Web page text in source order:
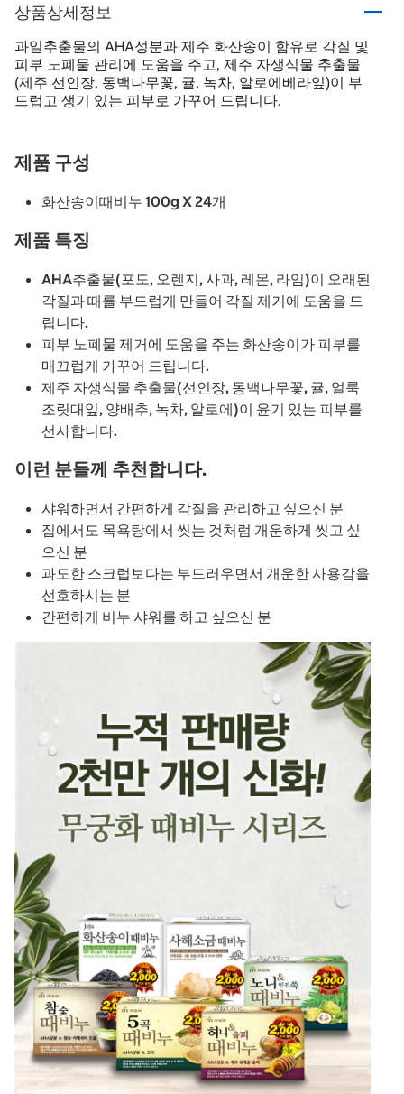
상품상세정보
과일추출물의 AHA성분과 제주 화산송이 함유로 각질 및
피부 노폐물 관리에 도움을 주고, 제주 자생식물 추출물
(제주 선인장, 동백나무꽃, 귤, 녹차, 알로에베라잎)이 부
드럽고 생기 있는 피부로 가꾸어 드립니다.
제품 구성
화산송이때비누 100g X 24개
제품 특징
AHA추출물(포도, 오렌지, 사과, 레몬, 라임)이 오래된
각질과 때를 부드럽게 만들어 각질 제거에 도움을 드
립니다.
피부 노폐물 제거에 도움을 주는 화산송이가 피부를
매끄럽게 가꾸어 드립니다.
제주 자생식물 추출물(선인장, 동백나무꽃, 귤, 얼룩
조릿대잎, 양배추, 녹차, 알로에)이 윤기 있는 피부를
선사합니다.
이런 분들께 추천합니다.
샤워하면서 간편하게 각질을 관리하고 싶으신 분
집에서도 목욕탕에서 씻는 것처럼 개운하게 씻고 싶
으신 분
과도한 스크럽보다는 부드러우면서 개운한 사용감을
선호하시는 분
간편하게 비누 샤워를 하고 싶으신 분